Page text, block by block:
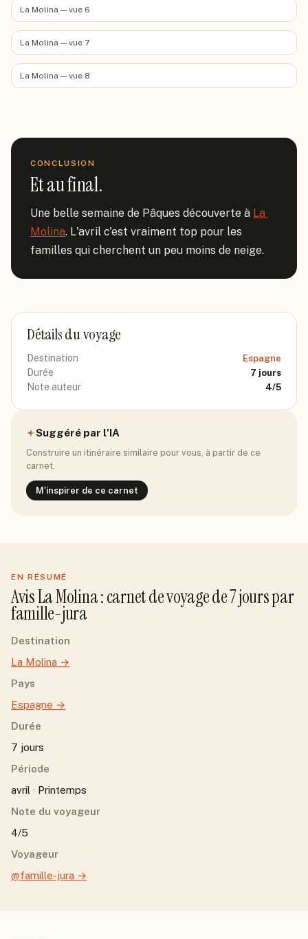
La Molina — vue 6
La Molina — vue 7
La Molina — vue 8
CONCLUSION
Et au final.
Une belle semaine de Pâques découverte à La
Molina. L'avril c'est vraiment top pour les
familles qui cherchent un peu moins de neige.
Détails du voyage
Destination Espagne
Durée 7 jours
Note auteur 4/5
Suggéré par l'IA
Construire un itinéraire similaire pour vous, à partir de ce
carnet.
M'inspirer de ce carnet
EN RÉSUMÉ
AvisLa Molina: carnet de voyage de7jourspar
famille-jura
Destination
La Molina →
Pays
Espagne →
Durée
7 jours
Période
avril · Printemps
Note du voyageur
4/5
Voyageur
@famille-jura →